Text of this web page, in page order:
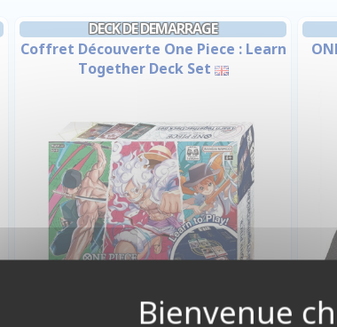
DECK DE DEMARRAGE
Coffret Découverte One Piece : Learn
Together Deck Set